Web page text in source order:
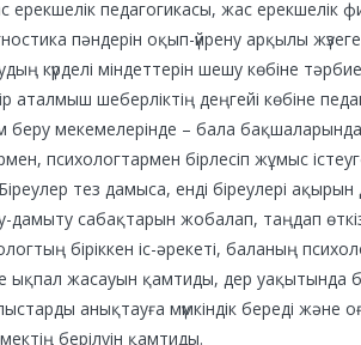
ерекшелік педагогикасы, жас
пәндерін оқып-үйрену арқылы
күрделі міндеттерін шешу көбіне
аталмыш шеберліктің деңгейі көбіне
беру мекемелерінде – бала
психологтармен бірлесіп жұмыс
тез дамыса, енді біреулері
дамыту сабақтарын жобалап, таңдап
біріккен іс-әрекеті, баланың
ықпал жасауын қамтиды, дер уақытында
анықтауға мүмкіндік береді және
берілуін қамтиды.